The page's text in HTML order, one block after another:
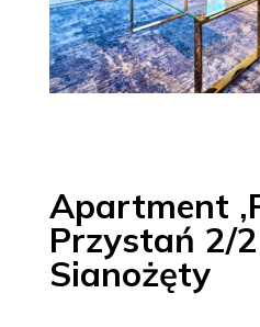
Apartment
Przystań 2/
Sianożęty